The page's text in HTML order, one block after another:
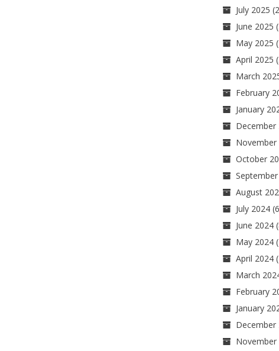
July 2025
June 2025
May 2025
April 2025
March
February
January
December
November
October
August
July 2024
June 2024
May 2024
April 2024
March
February
January
December
November